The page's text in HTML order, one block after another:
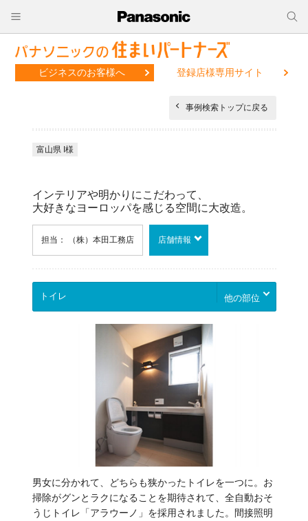
ビジネスのお客様へ 登録店様専用サイト
事例検索トップに戻る
富山県 I様
インテリアや明かりにこだわって、
大好きなヨーロッパを感じる空間に大改造。
担当： （株）本田工務店 店舗情報
他の部位
男女に分かれて、どちらも狭かったトイレを一つに。お
掃除がグンとラクになることを期待されて、全自動おそ
うじトイレ「アラウーノ」を採用されました。間接照明